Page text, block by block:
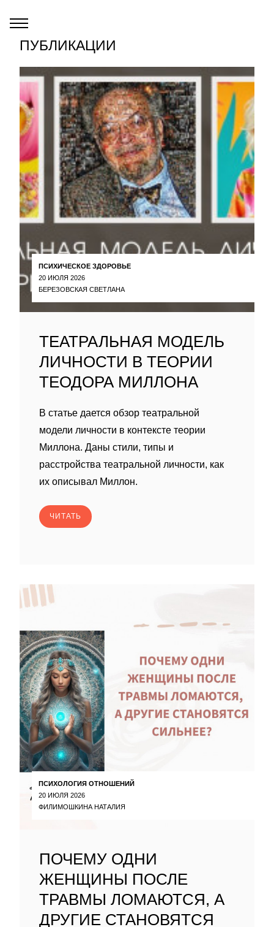
ПУБЛИКАЦИИ
ПСИХИЧЕСКОЕ ЗДОРОВЬЕ
20 ИЮЛЯ 2026
БЕРЕЗОВСКАЯ СВЕТЛАНА
ТЕАТРАЛЬНАЯ МОДЕЛЬ
ЛИЧНОСТИ В ТЕОРИИ
ТЕОДОРА МИЛЛОНА
В статье дается обзор театральной
модели личности в контексте теории
Миллона. Даны стили, типы и
расстройства театральной личности, как
их описывал Миллон.
ЧИТАТЬ
ПСИХОЛОГИЯ ОТНОШЕНИЙ
20 ИЮЛЯ 2026
ФИЛИМОШКИНА НАТАЛИЯ
ПОЧЕМУ ОДНИ
ЖЕНЩИНЫ ПОСЛЕ
ТРАВМЫ ЛОМАЮТСЯ, А
ДРУГИЕ СТАНОВЯТСЯ